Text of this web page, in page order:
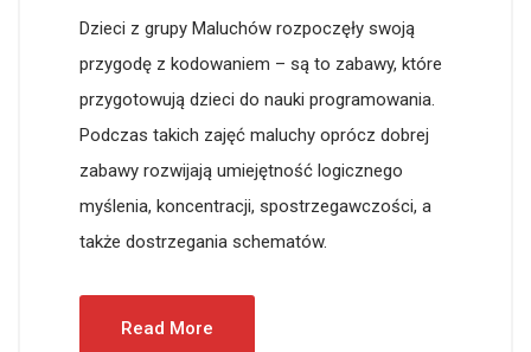
Dzieci z grupy Maluchów rozpoczęły swoją
przygodę z kodowaniem – są to zabawy, które
przygotowują dzieci do nauki programowania.
Podczas takich zajęć maluchy oprócz dobrej
zabawy rozwijają umiejętność logicznego
myślenia, koncentracji, spostrzegawczości, a
także dostrzegania schematów.
Read More